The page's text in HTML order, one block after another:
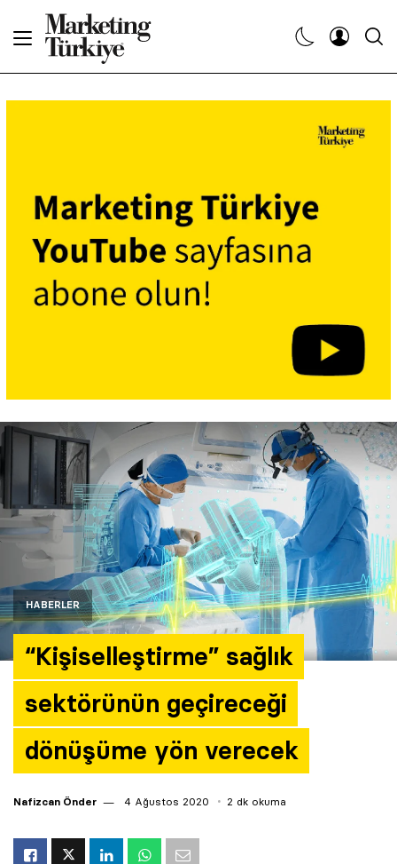
HABERLER
“Kişiselleştirme” sağlık
sektörünün geçireceği
dönüşüme yön verecek
Nafizcan Önder 4 Ağustos 2020 2 dk okuma
Dergiler
Etkinlikler
Araştırma